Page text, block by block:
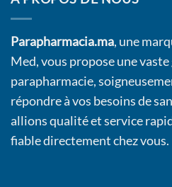
Parapharmacia.ma, une
Med, vous propose une
parapharmacie,
répondre à vos besoins de
allions qualité et service
fiable directement chez vous.